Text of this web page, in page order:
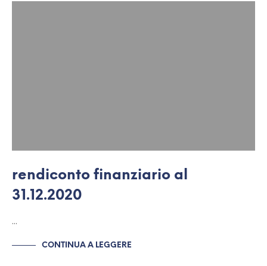
rendiconto finanziario al
31.12.2020
…
CONTINUA A LEGGERE